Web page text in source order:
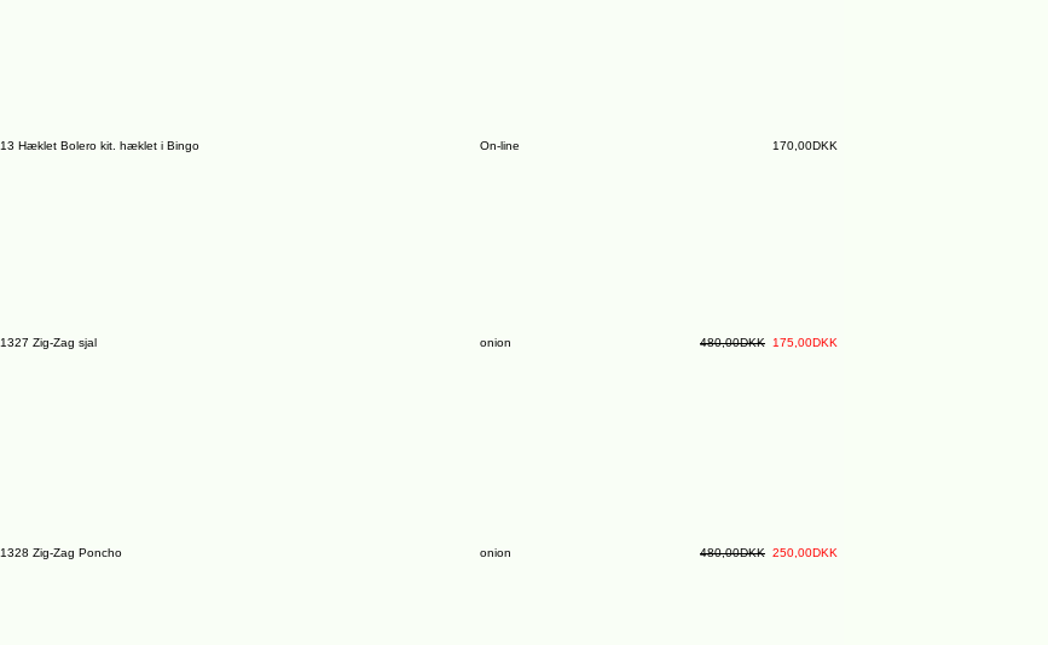
13 Hæklet Bolero kit. hæklet i Bingo On-line 170,00DKK
1327 Zig-Zag sjal onion 480,00DKK 175,00DKK
1328 Zig-Zag Poncho onion 480,00DKK 250,00DKK